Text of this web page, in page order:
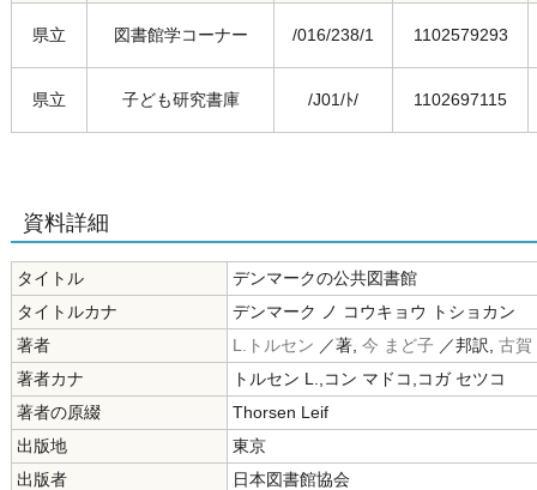
県立 図書館学コーナー /016/238/1 1102579293
県立 子ども研究書庫 /J01/ﾄ/ 1102697115
資料詳細
タイトル
デンマークの公共図書館
タイトルカナ
デンマーク ノ コウキョウ トショカン
著者
L.トルセン ／著, 今 まど子 ／邦訳, 古賀
著者カナ
トルセン L.,コン マドコ,コガ セツコ
著者の原綴
Thorsen Leif
出版地
東京
出版者
日本図書館協会